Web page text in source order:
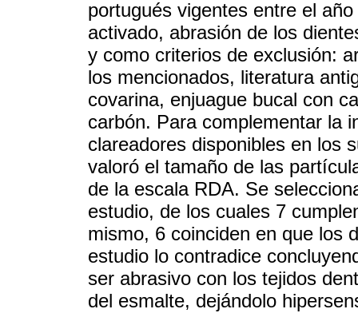
portugués vigentes entre el
activado, abrasión de los
y como criterios de exclusión:
los mencionados, literatura
covarina, enjuague bucal con
carbón. Para complementar la
clareadores disponibles en los
valoró el tamaño de las
de la escala RDA. Se
estudio, de los cuales 7
mismo, 6 coinciden en que los
estudio lo contradice
ser abrasivo con los tejidos
del esmalte, dejándolo